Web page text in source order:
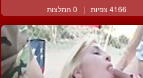
4166 צפיות | 0 המלצות